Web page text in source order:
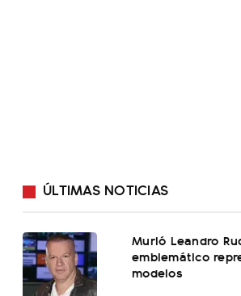
ÚLTIMAS NOTICIAS
Murió Leandro
emblemático
modelos